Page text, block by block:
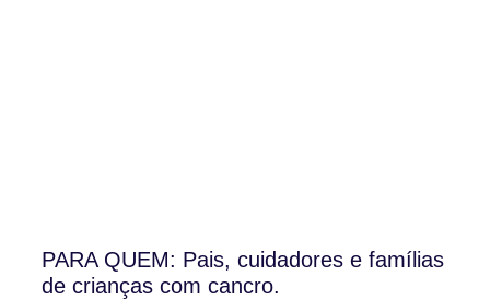
PARA QUEM: Pais, cuidadores e famílias
de crianças com cancro.